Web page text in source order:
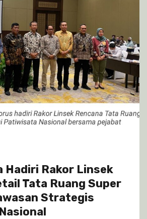
Hadiri Rakor Linsek
Tata Ruang Super
Strategis